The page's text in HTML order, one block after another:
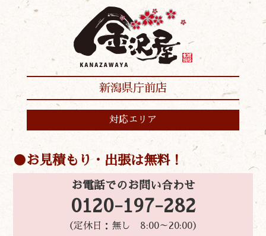
新潟県庁前店
対応エリア
お見積もり・出張は無料！
お電話でのお問い合わせ
0120-197-282
（定休日：無し 8:00～20:00）